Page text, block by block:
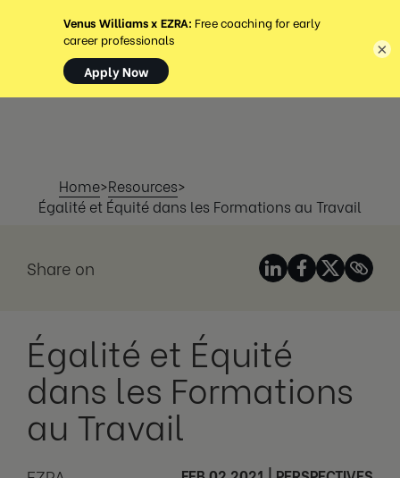
MENU
Home>Resources>
Égalité et Équité dans les Formations au Travail
Share on
Égalité et Équité
dans les Formations
au Travail
×